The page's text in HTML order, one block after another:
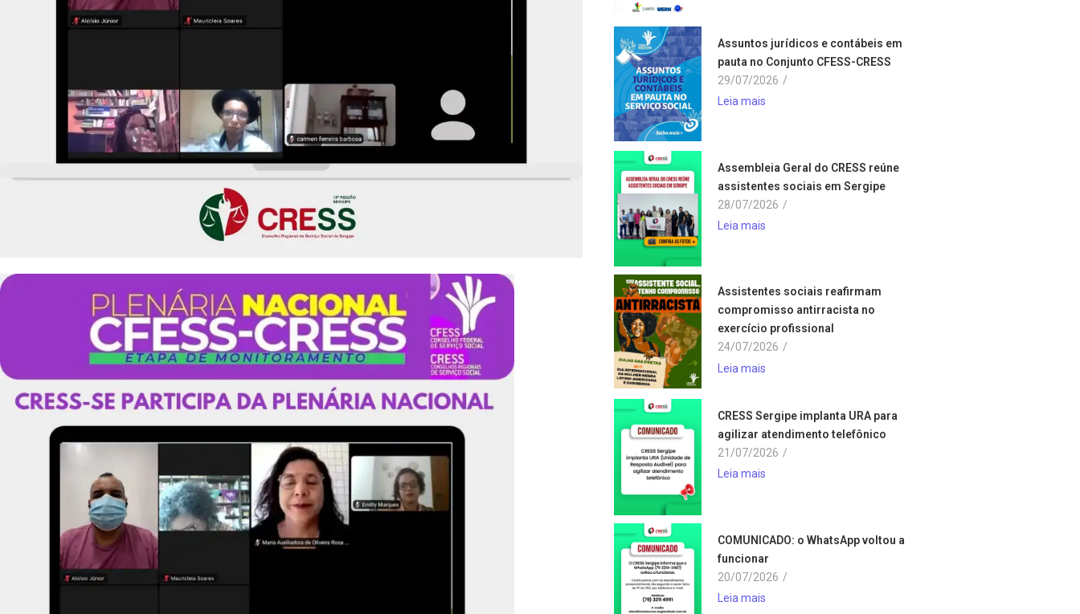
Assuntos jurídicos e contábeis em
pauta no Conjunto CFESS-CRESS
29/07/2026 /
Leia mais
Assembleia Geral do CRESS reúne
assistentes sociais em Sergipe
28/07/2026 /
Leia mais
Assistentes sociais reafirmam
compromisso antirracista no
exercício profissional
24/07/2026 /
Leia mais
CRESS Sergipe implanta URA para
agilizar atendimento telefônico
21/07/2026 /
Leia mais
COMUNICADO: o WhatsApp voltou a
funcionar
20/07/2026 /
Leia mais